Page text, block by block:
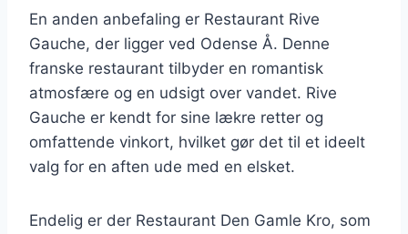
En anden anbefaling er Restaurant Rive
Gauche, der ligger ved Odense Å. Denne
franske restaurant tilbyder en romantisk
atmosfære og en udsigt over vandet. Rive
Gauche er kendt for sine lækre retter og
omfattende vinkort, hvilket gør det til et ideelt
valg for en aften ude med en elsket.
Endelig er der Restaurant Den Gamle Kro, som